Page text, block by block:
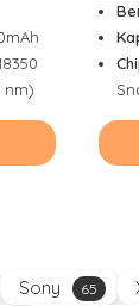
nm)
Sony 65